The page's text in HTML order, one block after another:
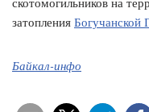
затопления Богучанской
Байкал-инфо